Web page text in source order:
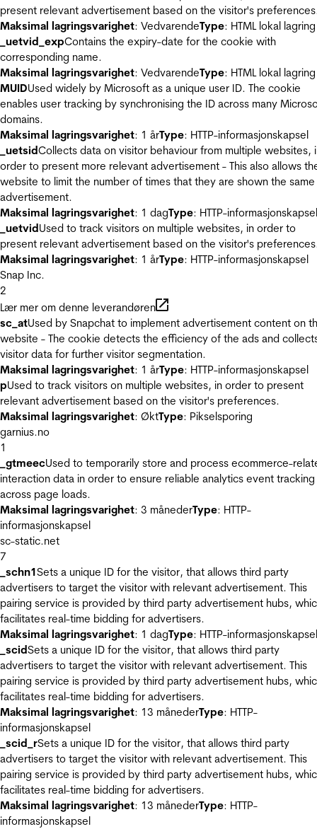
present relevant advertisement based on the visitor's
Maksimal lagringsvarighet: VedvarendeType: HTML lokal lagring
_uetvid_expContains the expiry-date for the cookie with
corresponding name.
Maksimal lagringsvarighet: VedvarendeType: HTML lokal lagring
MUIDUsed widely by Microsoft as a unique user ID. The cookie
enables user tracking by synchronising the ID across many
domains.
Maksimal lagringsvarighet: 1 årType: HTTP-informasjonskapsel
_uetsidCollects data on visitor behaviour from multiple websites,
order to present more relevant advertisement - This also allows
website to limit the number of times that they are shown the same
advertisement.
Maksimal lagringsvarighet: 1 dagType: HTTP-informasjonskapsel
_uetvidUsed to track visitors on multiple websites, in order to
present relevant advertisement based on the visitor's
Maksimal lagringsvarighet: 1 årType: HTTP-informasjonskapsel
Snap Inc.
2
Lær mer om denne leverandøren
sc_atUsed by Snapchat to implement advertisement content on
website - The cookie detects the efficiency of the ads and
visitor data for further visitor segmentation.
Maksimal lagringsvarighet: 1 årType: HTTP-informasjonskapsel
pUsed to track visitors on multiple websites, in order to present
relevant advertisement based on the visitor's preferences.
Maksimal lagringsvarighet: ØktType: Pikselsporing
garnius.no
1
_gtmeecUsed to temporarily store and process ecommerce-
interaction data in order to ensure reliable analytics event tracking
across page loads.
Maksimal lagringsvarighet: 3 månederType: HTTP-
informasjonskapsel
sc-static.net
7
_schn1Sets a unique ID for the visitor, that allows third party
advertisers to target the visitor with relevant advertisement. This
pairing service is provided by third party advertisement hubs,
facilitates real-time bidding for advertisers.
Maksimal lagringsvarighet: 1 dagType: HTTP-informasjonskapsel
_scidSets a unique ID for the visitor, that allows third party
advertisers to target the visitor with relevant advertisement. This
pairing service is provided by third party advertisement hubs,
facilitates real-time bidding for advertisers.
Maksimal lagringsvarighet: 13 månederType: HTTP-
informasjonskapsel
_scid_rSets a unique ID for the visitor, that allows third party
advertisers to target the visitor with relevant advertisement. This
pairing service is provided by third party advertisement hubs,
facilitates real-time bidding for advertisers.
Maksimal lagringsvarighet: 13 månederType: HTTP-
informasjonskapsel